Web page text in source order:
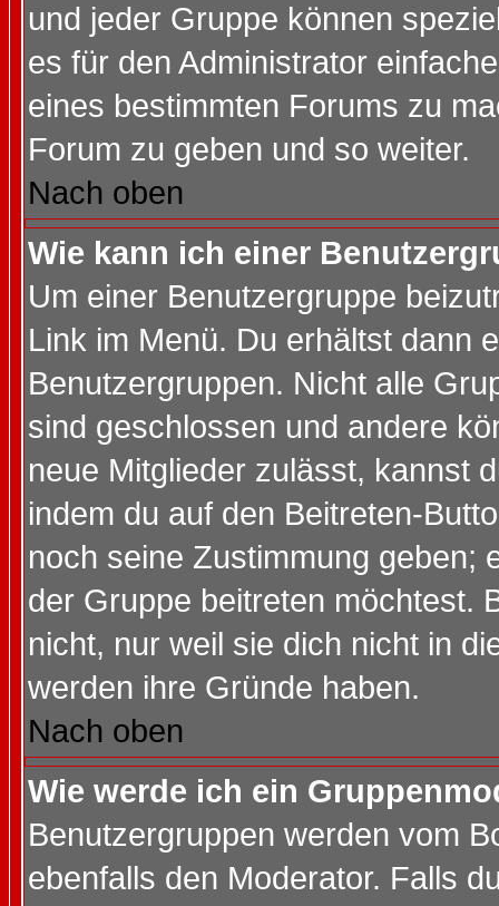
und jeder Gruppe können
es für den Administrator
eines bestimmten Forums zu
Forum zu geben und so weiter.
Nach oben
Wie kann ich einer
Um einer Benutzergruppe
Link im Menü. Du erhältst dann
Benutzergruppen. Nicht alle
sind geschlossen und andere
neue Mitglieder zulässt, kannst
indem du auf den Beitreten-
noch seine Zustimmung geben;
der Gruppe beitreten möchtest.
nicht, nur weil sie dich nicht in
werden ihre Gründe haben.
Nach oben
Wie werde ich ein
Benutzergruppen werden vom
ebenfalls den Moderator. Falls